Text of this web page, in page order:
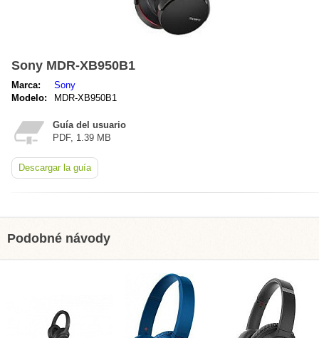
Sony MDR-XB950B1
Marca:
Sony
Modelo:
MDR-XB950B1
Guía del usuario
PDF, 1.39 MB
Descargar la guía
Podobné návody